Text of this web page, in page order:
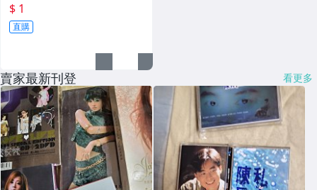
$ 1
直購
賣家最新刊登 看更多